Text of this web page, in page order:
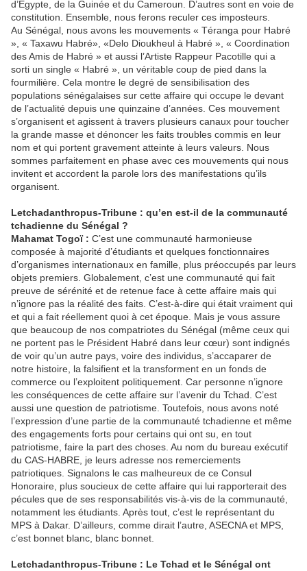
d’Egypte, de la Guinée et du Cameroun. D’autres sont en voie de
constitution. Ensemble, nous ferons reculer ces imposteurs.
Au Sénégal, nous avons les mouvements « Téranga pour Habré
», « Taxawu Habré», «Delo Dioukheul à Habré », « Coordination
des Amis de Habré » et aussi l’Artiste Rappeur Pacotille qui a
sorti un single « Habré », un véritable coup de pied dans la
fourmilière. Cela montre le degré de sensibilisation des
populations sénégalaises sur cette affaire qui occupe le devant
de l’actualité depuis une quinzaine d’années. Ces mouvement
s’organisent et agissent à travers plusieurs canaux pour toucher
la grande masse et dénoncer les faits troubles commis en leur
nom et qui portent gravement atteinte à leurs valeurs. Nous
sommes parfaitement en phase avec ces mouvements qui nous
invitent et accordent la parole lors des manifestations qu’ils
organisent.
Letchadanthropus-Tribune : qu’en est-il de la communauté
tchadienne du Sénégal ?
Mahamat Togoï : C’est une communauté harmonieuse
composée à majorité d’étudiants et quelques fonctionnaires
d’organismes internationaux en famille, plus préoccupés par leurs
objets premiers. Globalement, c’est une communauté qui fait
preuve de sérénité et de retenue face à cette affaire mais qui
n’ignore pas la réalité des faits. C’est-à-dire qui était vraiment qui
et qui a fait réellement quoi à cet époque. Mais je vous assure
que beaucoup de nos compatriotes du Sénégal (même ceux qui
ne portent pas le Président Habré dans leur cœur) sont indignés
de voir qu’un autre pays, voire des individus, s’accaparer de
notre histoire, la falsifient et la transforment en un fonds de
commerce ou l’exploitent politiquement. Car personne n’ignore
les conséquences de cette affaire sur l’avenir du Tchad. C’est
aussi une question de patriotisme. Toutefois, nous avons noté
l’expression d’une partie de la communauté tchadienne et même
des engagements forts pour certains qui ont su, en tout
patriotisme, faire la part des choses. Au nom du bureau exécutif
du CAS-HABRE, je leurs adresse nos remerciements
patriotiques. Signalons le cas malheureux de ce Consul
Honoraire, plus soucieux de cette affaire qui lui rapporterait des
pécules que de ses responsabilités vis-à-vis de la communauté,
notamment les étudiants. Après tout, c’est le représentant du
MPS à Dakar. D’ailleurs, comme dirait l’autre, ASECNA et MPS,
c’est bonnet blanc, blanc bonnet.
Letchadanthropus-Tribune : Le Tchad et le Sénégal ont